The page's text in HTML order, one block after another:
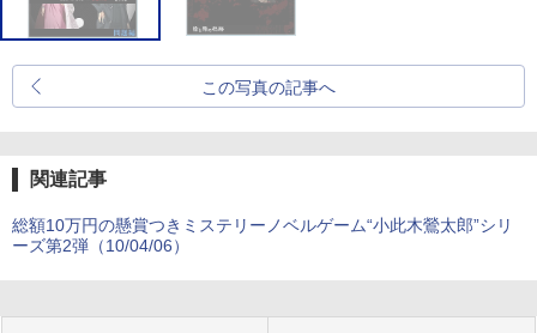
この写真の記事へ
関連記事
総額10万円の懸賞つきミステリーノベルゲーム“小此木鶯太郎”シリ
ーズ第2弾（10/04/06）